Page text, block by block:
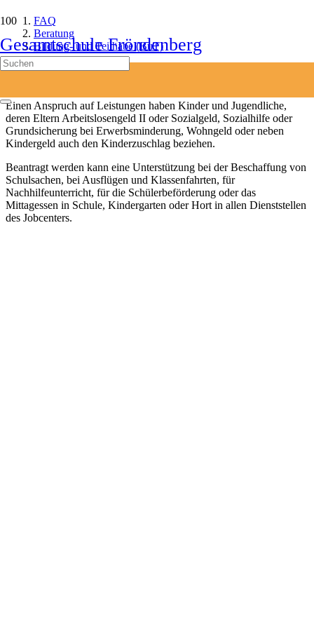
Gesamtschule Fröndenberg
FAQ
Beratung
Bildung- und Teilhabe (BuT)
Bildung- und Teilhabe (BuT)
Einen Anspruch auf Leistungen haben Kinder und Jugendliche,
deren Eltern Arbeitslosengeld II oder Sozialgeld, Sozialhilfe oder
Grundsicherung bei Erwerbsminderung, Wohngeld oder neben
Kindergeld auch den Kinderzuschlag beziehen.
Beantragt werden kann eine Unterstützung bei der Beschaffung von
Schulsachen, bei Ausflügen und Klassenfahrten, für
Nachhilfeunterricht, für die Schülerbeförderung oder das
Mittagessen in Schule, Kindergarten oder Hort in allen Dienststellen
des Jobcenters.